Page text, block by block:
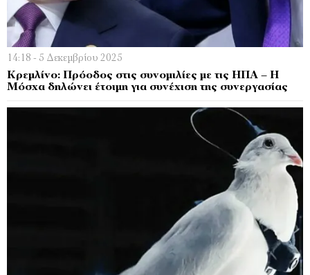
14:18 - 5 Δεκεμβρίου 2025
Κρεμλίνο: Πρόοδος στις συνομιλίες με τις ΗΠΑ – Η
Μόσχα δηλώνει έτοιμη για συνέχιση της συνεργασίας